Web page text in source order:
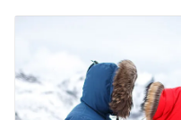
Боковые карманы:
кнопках — защита
Карман на рукаве:с